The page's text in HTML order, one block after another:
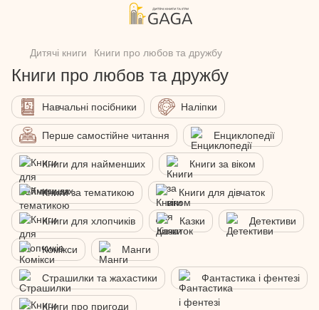
Дитячі книги Книги про любов та дружбу
Книги про любов та дружбу
Навчальні посібники Наліпки
Перше самостійне читання Енциклопедії
Книги для найменших Книги за віком
Книги за тематикою Книги для дівчаток
Книги для хлопчиків Казки Детективи
Комікси Манги
Страшилки та жахастики Фантастика і фентезі
Книги про пригоди